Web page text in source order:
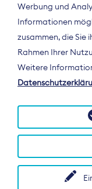
Der
Zeitungsverleger
Deutschland und
Werbung und
Informationen
zusammen, die Sie
Rahmen Ihrer
Weitere